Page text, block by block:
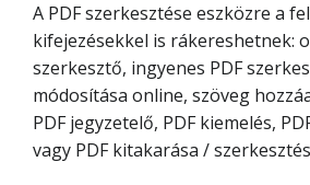
A PDF szerkesztése eszközre a
kifejezésekkel is rákereshetnek:
szerkesztő, ingyenes PDF
módosítása online, szöveg
PDF jegyzetelő, PDF kiemelés,
vagy PDF kitakarása /